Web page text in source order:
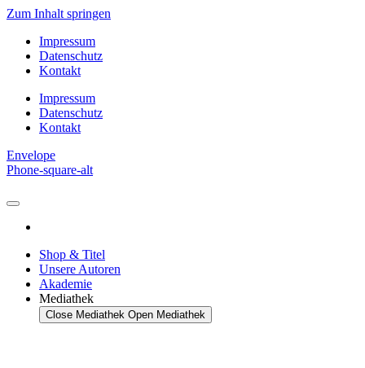
Zum Inhalt springen
Impressum
Datenschutz
Kontakt
Impressum
Datenschutz
Kontakt
Envelope
Phone-square-alt
Shop & Titel
Unsere Autoren
Akademie
Mediathek
Close Mediathek Open Mediathek